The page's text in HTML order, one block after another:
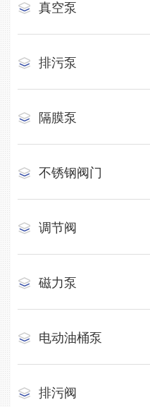
真空泵
排污泵
隔膜泵
不锈钢阀门
调节阀
磁力泵
电动油桶泵
排污阀